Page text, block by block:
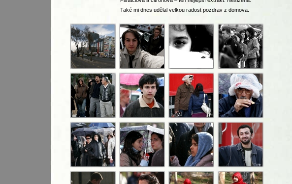
Také mi dnes udělal velkou radost pozdrav z domova.